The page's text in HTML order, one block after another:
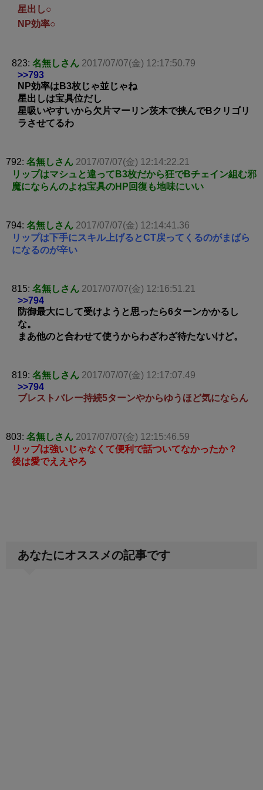
星出し○
NP効率○
823: 名無しさん 2017/07/07(金) 12:17:50.79
>>793
NP効率はB3枚じゃ並じゃね
星出しは宝具位だし
星吸いやすいから欠片マーリン茨木で挟んでBクリゴリ
ラさせてるわ
792: 名無しさん 2017/07/07(金) 12:14:22.21
リップはマシュと違ってB3枚だから狂でBチェイン組む邪
魔にならんのよね宝具のHP回復も地味にいい
794: 名無しさん 2017/07/07(金) 12:14:41.36
リップは下手にスキル上げるとCT戻ってくるのがまばら
になるのが辛い
815: 名無しさん 2017/07/07(金) 12:16:51.21
>>794
防御最大にして受けようと思ったら6ターンかかるし
な。
まあ他のと合わせて使うからわざわざ待たないけど。
819: 名無しさん 2017/07/07(金) 12:17:07.49
>>794
ブレストバレー持続5ターンやからゆうほど気にならん
803: 名無しさん 2017/07/07(金) 12:15:46.59
リップは強いじゃなくて便利で話ついてなかったか？
後は愛でええやろ
あなたにオススメの記事です